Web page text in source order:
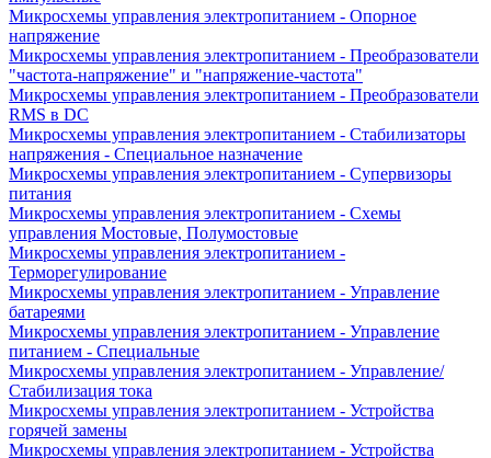
Микросхемы управления электропитанием - Опорное
напряжение
Микросхемы управления электропитанием - Преобразователи
"частота-напряжение" и "напряжение-частота"
Микросхемы управления электропитанием - Преобразователи
RMS в DC
Микросхемы управления электропитанием - Стабилизаторы
напряжения - Специальное назначение
Микросхемы управления электропитанием - Супервизоры
питания
Микросхемы управления электропитанием - Схемы
управления Мостовые, Полумостовые
Микросхемы управления электропитанием -
Терморегулирование
Микросхемы управления электропитанием - Управление
батареями
Микросхемы управления электропитанием - Управление
питанием - Специальные
Микросхемы управления электропитанием - Управление/
Стабилизация тока
Микросхемы управления электропитанием - Устройства
горячей замены
Микросхемы управления электропитанием - Устройства